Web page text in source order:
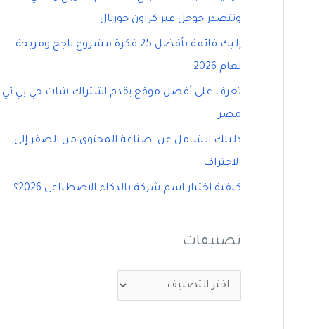
وتتصدر جوجل عبر كراون جورنال
إليك قائمة بأفضل 25 فكرة مشروع ناجح ومربحة
لعام 2026
تعرف على أفضل موقع يقدم اشتراك شات جي بي تي
مصر
دليلك الشامل عن: صناعة المحتوى من الصفر إلى
الاحتراف
كيفية اختيار اسم شركة بالذكاء الاصطناعي 2026؟
تصنيفات
ص